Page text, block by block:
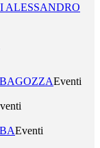
ALESSANDRO
Eventi
Eventi